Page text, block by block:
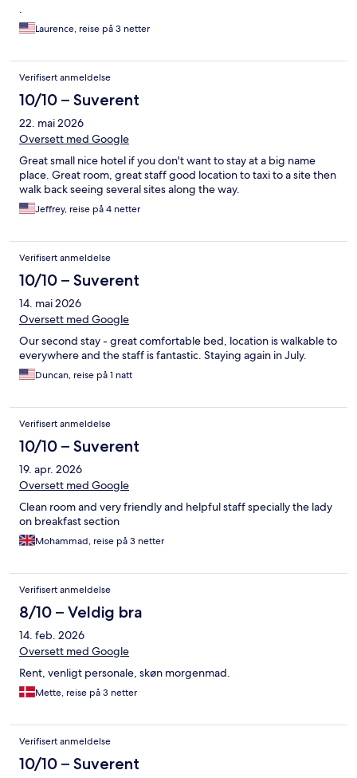
.
Laurence, reise på 3 netter
Verifisert anmeldelse
10/10 – Suverent
22. mai 2026
Oversett med Google
Great small nice hotel if you don't want to stay at a big name
place. Great room, great staff good location to taxi to a site then
walk back seeing several sites along the way.
Jeffrey, reise på 4 netter
Verifisert anmeldelse
10/10 – Suverent
14. mai 2026
Oversett med Google
Our second stay - great comfortable bed, location is walkable to
everywhere and the staff is fantastic. Staying again in July.
Duncan, reise på 1 natt
Verifisert anmeldelse
10/10 – Suverent
19. apr. 2026
Oversett med Google
Clean room and very friendly and helpful staff specially the lady
on breakfast section
Mohammad, reise på 3 netter
Verifisert anmeldelse
8/10 – Veldig bra
14. feb. 2026
Oversett med Google
Rent, venligt personale, skøn morgenmad.
Mette, reise på 3 netter
Verifisert anmeldelse
10/10 – Suverent